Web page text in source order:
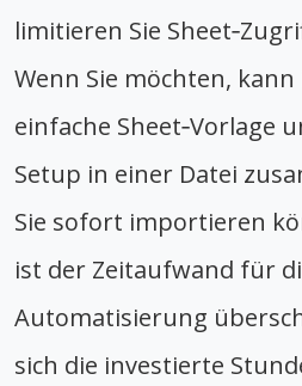
limitieren Sie
Wenn Sie möchten,
einfache Sheet‑Vorlage
Setup in einer Datei
Sie sofort importieren
ist der Zeitaufwand für
Automatisierung
sich die investierte